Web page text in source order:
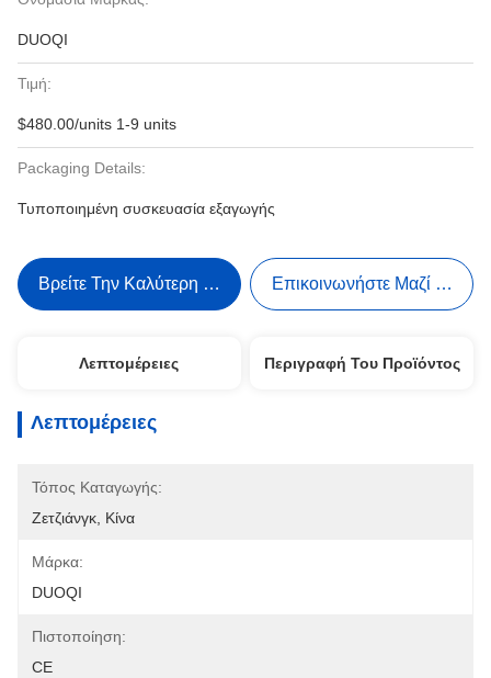
DUOQI
Τιμή:
$480.00/units 1-9 units
Packaging Details:
Τυποποιημένη συσκευασία εξαγωγής
Βρείτε Την Καλύτερη Τιμή Επικοινωνήστε Μαζί Μας
Λεπτομέρειες Περιγραφή Του Προϊόντος
Λεπτομέρειες
Τόπος Καταγωγής:
Ζετζιάνγκ, Κίνα
Μάρκα:
DUOQI
Πιστοποίηση:
CE